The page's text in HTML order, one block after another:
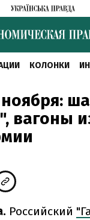
КОЛОНКИ
вагоны
Российский